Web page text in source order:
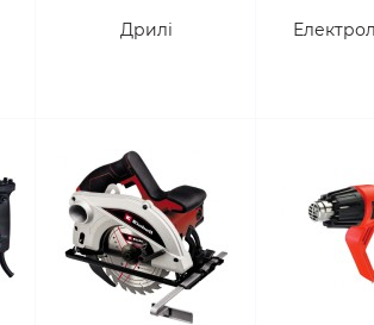
Дрилі